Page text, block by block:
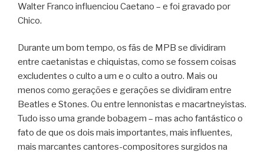
Walter Franco influenciou Caetano – e foi gravado por
Chico.
Durante um bom tempo, os fãs de MPB se dividiram
entre caetanistas e chiquistas, como se fossem coisas
excludentes o culto a um e o culto a outro. Mais ou
menos como gerações e gerações se dividiram entre
Beatles e Stones. Ou entre lennonistas e macartneyistas.
Tudo isso uma grande bobagem – mas acho fantástico o
fato de que os dois mais importantes, mais influentes,
mais marcantes cantores-compositores surgidos na